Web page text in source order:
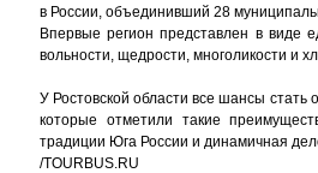
в России, объединивший 28
Впервые регион представлен в виде
вольности, щедрости, многоликости и
У Ростовской области все шансы стать
которые отметили такие
традиции Юга России и динамичная
/TOURBUS.RU